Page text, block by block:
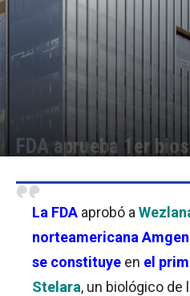
FDA aprueba 1er
La FDA aprobó a
norteamericana Amgen
se constituye en el
Stelara, un biológico de